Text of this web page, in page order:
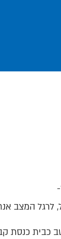
לרגל המצב
כבית כנסת